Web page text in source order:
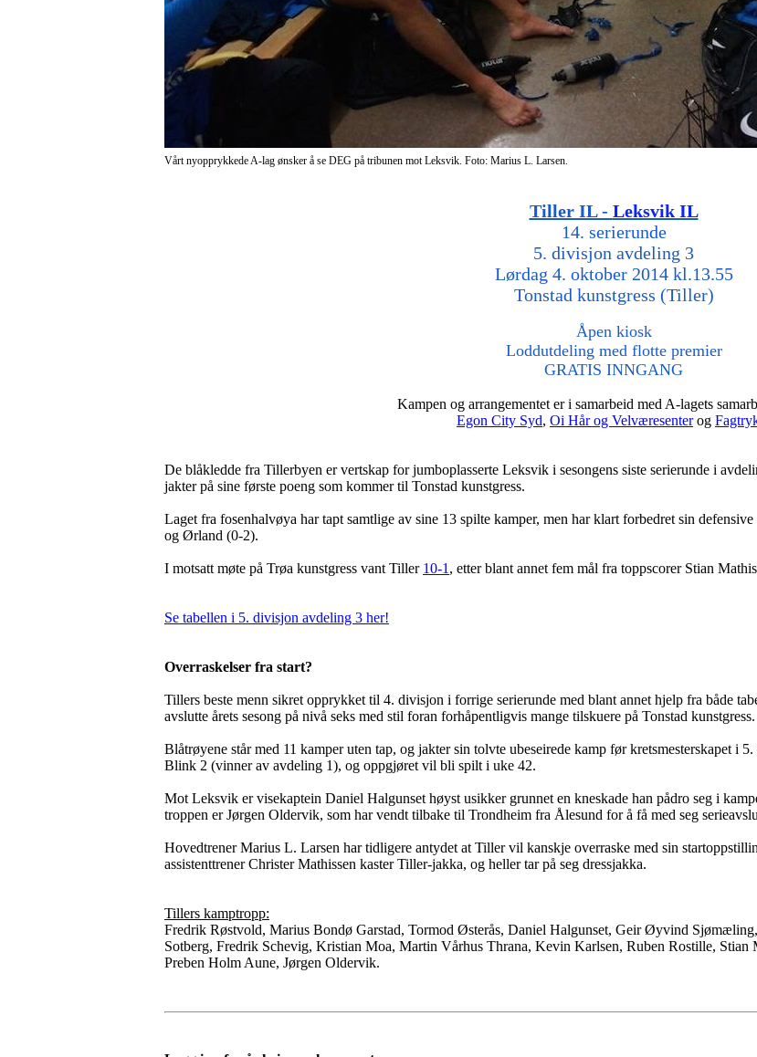
Vårt nyopprykkede A-lag ønsker å se DEG på tribunen mot Leksvik. Foto: Marius L. Larsen.
Tiller IL - Leksvik IL
14. serierunde
5. divisjon avdeling 3
Lørdag 4. oktober 2014 kl.13.55
Tonstad kunstgress (Tiller)
Åpen kiosk
Loddutdeling med flotte premier
GRATIS INNGANG
Kampen og arrangementet er i samarbeid med A-lagets
Egon City Syd, Oi Hår og Velværesenterog
De blåkledde fra Tillerbyen er vertskap for jumboplasserte Leksvik i sesongens siste serierunde i
jakter på sine første poeng som kommer til Tonstad kunstgress.
Laget fra fosenhalvøya har tapt samtlige av sine 13 spilte kamper, men har klart forbedret sin
og Ørland (0-2).
I motsatt møte på Trøa kunstgress vant Tiller 10-1 , etter blant annet fem mål fra toppscorer Stian
Se tabellen i 5. divisjon avdeling 3 her!
Overraskelser fra start?
Tillers beste menn sikret opprykket til 4. divisjon i forrige serierunde med blant annet hjelp fra både
avslutte årets sesong på nivå seks med stil foran forhåpentligvis mange tilskuere på Tonstad kunstgress.
Blåtrøyene står med 11 kamper uten tap, og jakter sin tolvte ubeseirede kamp før kretsmesterskapet i
Blink 2 (vinner av avdeling 1), og oppgjøret vil bli spilt i uke 42.
Mot Leksvik er visekaptein Daniel Halgunset høyst usikker grunnet en kneskade han pådro seg i
troppen er Jørgen Oldervik, som har vendt tilbake til Trondheim fra Ålesund for å få med seg
Hovedtrener Marius L. Larsen har tidligere antydet at Tiller vil kanskje overraske med sin
assistenttrener Christer Mathissen kaster Tiller-jakka, og heller tar på seg dressjakka.
Tillers kamptropp:
Fredrik Røstvold, Marius Bondø Garstad, Tormod Østerås, Daniel Halgunset, Geir Øyvind
Sotberg, Fredrik Schevig, Kristian Moa, Martin Vårhus Thrana, Kevin Karlsen, Ruben Rostille,
Preben Holm Aune, Jørgen Oldervik.